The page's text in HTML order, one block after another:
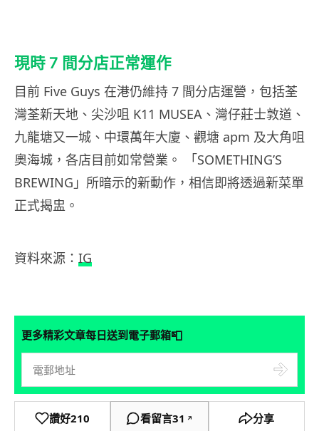
現時 7 間分店正常運作
目前 Five Guys 在港仍維持 7 間分店運營，包括荃
灣荃新天地、尖沙咀 K11 MUSEA、灣仔莊士敦道、
九龍塘又一城、中環萬年大廈、觀塘 apm 及大角咀
奧海城，各店目前如常營業。 「SOMETHING’S
BREWING」所暗示的新動作，相信即將透過新菜單
正式揭盅。
資料來源： IG
更多精彩文章每日送到電子郵箱📮
讚好210 看留言31 ↗ 分享